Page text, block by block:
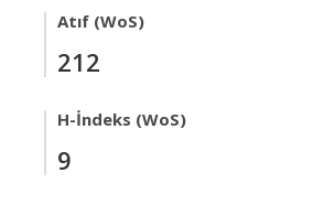
Atıf (WoS)
212
H-İndeks (WoS)
9